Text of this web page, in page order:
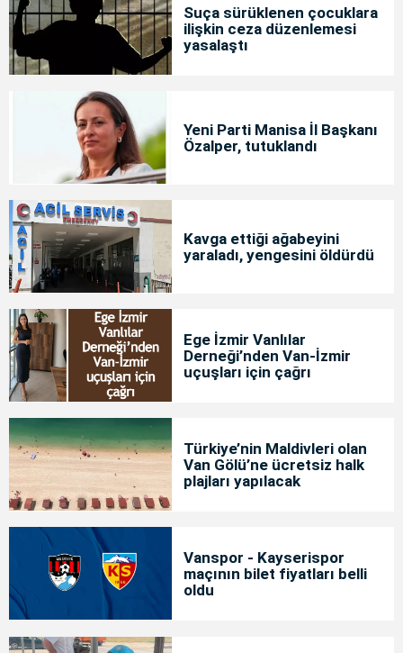
Suça sürüklenen çocuklara
ilişkin ceza düzenlemesi
yasalaştı
Yeni Parti Manisa İl Başkanı
Özalper, tutuklandı
Kavga ettiği ağabeyini
yaraladı, yengesini öldürdü
Ege İzmir Vanlılar
Derneği’nden Van-İzmir
uçuşları için çağrı
Türkiye’nin Maldivleri olan
Van Gölü’ne ücretsiz halk
plajları yapılacak
Vanspor - Kayserispor
maçının bilet fiyatları belli
oldu